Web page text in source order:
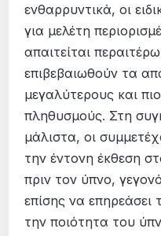
ενθαρρυντικά, οι
για μελέτη
απαιτείται
επιβεβαιωθούν τα
μεγαλύτερους και
πληθυσμούς. Στη
μάλιστα, οι
την έντονη έκθεση
πριν τον ύπνο,
επίσης να επηρεάσει
την ποιότητα του